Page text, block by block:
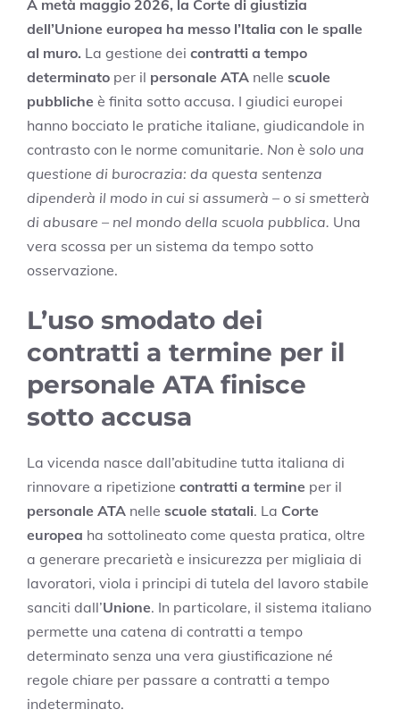
A metà maggio 2026, la Corte di giustizia
dell’Unione europea ha messo l’Italia con le spalle
al muro. La gestione dei contratti a tempo
determinato per il personale ATA nelle scuole
pubbliche è finita sotto accusa. I giudici europei
hanno bocciato le pratiche italiane, giudicandole in
contrasto con le norme comunitarie. Non è solo una
questione di burocrazia: da questa sentenza
dipenderà il modo in cui si assumerà – o si smetterà
di abusare – nel mondo della scuola pubblica. Una
vera scossa per un sistema da tempo sotto
osservazione.
L’uso smodato dei
contratti a termine per il
personale ATA finisce
sotto accusa
La vicenda nasce dall’abitudine tutta italiana di
rinnovare a ripetizione contratti a termine per il
personale ATA nelle scuole statali. La Corte
europea ha sottolineato come questa pratica, oltre
a generare precarietà e insicurezza per migliaia di
lavoratori, viola i principi di tutela del lavoro stabile
sanciti dall’Unione. In particolare, il sistema italiano
permette una catena di contratti a tempo
determinato senza una vera giustificazione né
regole chiare per passare a contratti a tempo
indeterminato.